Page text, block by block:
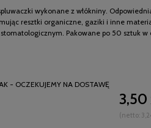
wykonane z włókniny.
resztki organiczne, gaziki i inne
Pakowane po 50 sztuk w
- OCZEKUJEMY NA DOSTAWĘ
3,50
(netto: